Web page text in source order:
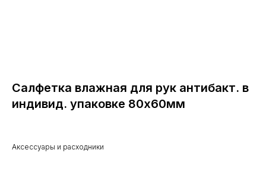
Салфетка влажная для рук антибакт. в
индивид. упаковке 80х60мм
Аксессуары и расходники